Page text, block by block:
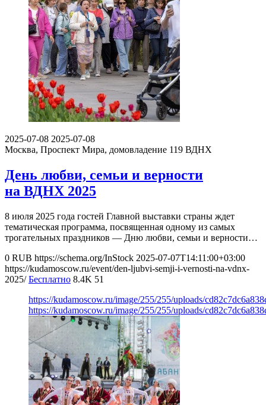
2025-07-08 2025-07-08
Москва, Проспект Мира, домовладение 119 ВДНХ
День любви, семьи и верности
на ВДНХ 2025
8 июля 2025 года гостей Главной выставки страны ждет
тематическая программа, посвященная одному из самых
трогательных праздников — Дню любви, семьи и верности…
0 RUB https://schema.org/InStock 2025-07-07T14:11:00+03:00
https://kudamoscow.ru/event/den-ljubvi-semji-i-vernosti-na-vdnx-
2025/ Бесплатно 8.4K 51
https://kudamoscow.ru/image/255/255/uploads/
https://kudamoscow.ru/image/255/255/uploads/